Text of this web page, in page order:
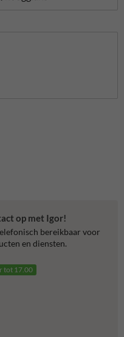
op met Igor!
bereikbaar voor
en diensten.
tot 17.00